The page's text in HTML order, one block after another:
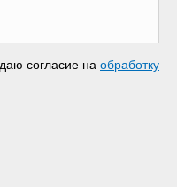
согласие на обработку